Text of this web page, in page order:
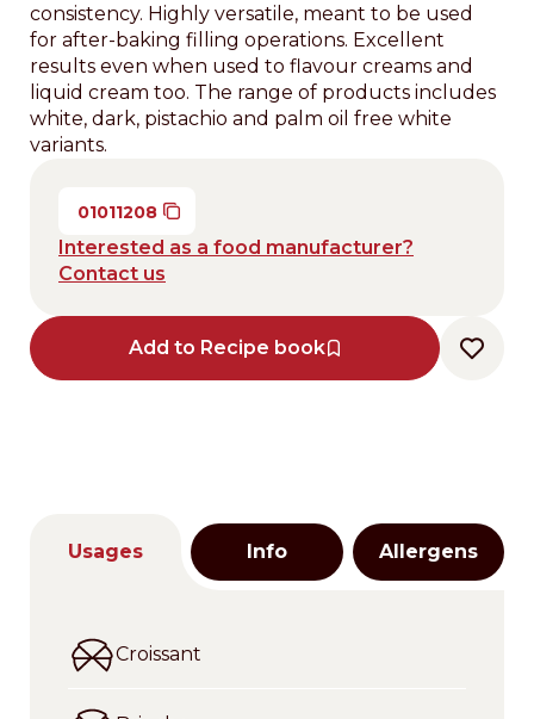
consistency. Highly versatile, meant to be used
for after-baking filling operations. Excellent
results even when used to flavour creams and
liquid cream too. The range of products includes
white, dark, pistachio and palm oil free white
variants.
01011208
Interested as a food manufacturer?
Contact us
Add to Recipe book
Usages Info Allergens
Croissant